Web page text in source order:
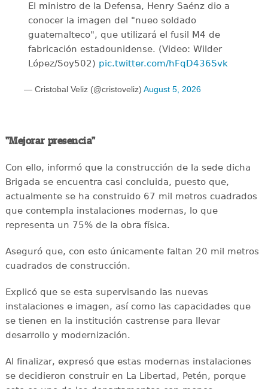
El ministro de la Defensa, Henry Saénz dio a
conocer la imagen del "nueo soldado
guatemalteco", que utilizará el fusil M4 de
fabricación estadounidense. (Video: Wilder
López/Soy502) pic.twitter.com/hFqD436Svk
— Cristobal Veliz (@cristoveliz) August 5, 2026
"Mejorar presencia"
Con ello, informó que la construcción de la sede dicha
Brigada se encuentra casi concluida, puesto que,
actualmente se ha construido 67 mil metros cuadrados
que contempla instalaciones modernas, lo que
representa un 75% de la obra física.
Aseguró que, con esto únicamente faltan 20 mil metros
cuadrados de construcción.
Explicó que se esta supervisando las nuevas
instalaciones e imagen, así como las capacidades que
se tienen en la institución castrense para llevar
desarrollo y modernización.
Al finalizar, expresó que estas modernas instalaciones
se decidieron construir en La Libertad, Petén, porque